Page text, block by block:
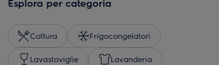
Esplora per categoria
Cottura Frigocongelatori
Lavastoviglie Lavanderia